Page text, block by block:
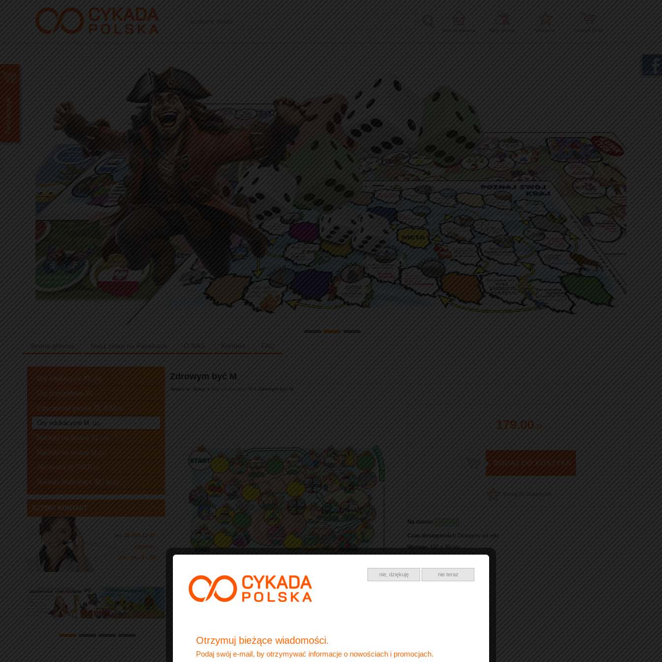
Strona główna Moje konto Ulubione Koszyk ( 0 zł)
Strona główna Nasz sklep na Facebook O NAS Kontakt FAQ
Gry edukacyjne XL (36)
Gry przygodowe XL
Educational games XL (EN) (4)
Gry edukacyjne M (21)
Naklejki na ścianę XL (19)
Naklejki na ścianę M (21)
Akcesoria do GIER (1)
Naklejki Multi Pack 327 el (1)
SZYBKI KONTAKT
tel. 25 755 12 87
czynne:
pn.- pt.: 8 - 16
Zdrowym być M
Jesteś w: Sklep » Gry edukacyjne M » Zdrowym być M
179.00 zł
Dodaj do ulubionych
Na stanie:
Czas dostępności: Dostępny od ręki
Wymiar:137 x 90 cm
Otrzymuj bieżące wiadomości.
Podaj swój e-mail, by otrzymywać informacje o nowościach i promocjach.
nie teraz
nie, dziękuję
Twój koszyk